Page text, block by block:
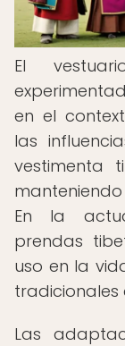
El
en el
las
vestimenta
En la
prendas
uso en la
tradicionales
Las